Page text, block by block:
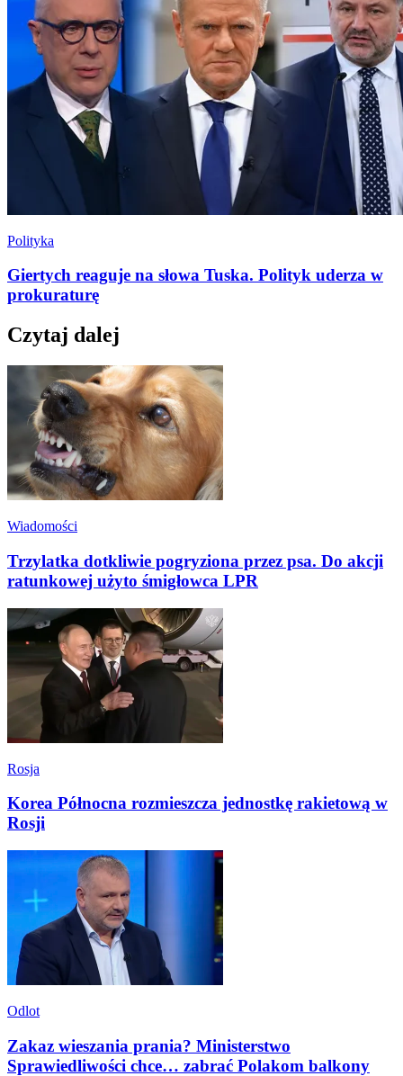
Polityka
Giertych reaguje na słowa Tuska. Polityk uderza w
prokuraturę
Czytaj dalej
Wiadomości
Trzylatka dotkliwie pogryziona przez psa. Do akcji
ratunkowej użyto śmigłowca LPR
Rosja
Korea Północna rozmieszcza jednostkę rakietową w
Rosji
Odlot
Zakaz wieszania prania? Ministerstwo
Sprawiedliwości chce… zabrać Polakom balkony